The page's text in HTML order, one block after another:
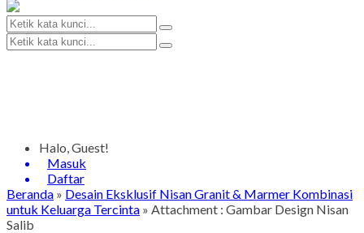
Halo, Guest!
Masuk
Daftar
Beranda » Desain Eksklusif Nisan Granit & Marmer Kombinasi
untuk Keluarga Tercinta » Attachment : Gambar Design Nisan
Salib